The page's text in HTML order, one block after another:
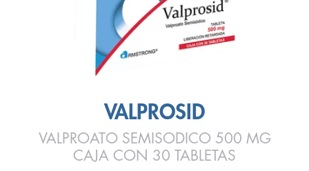
VALPROSID
VALPROATO SEMISODICO 500 MG
CAJA CON 30 TABLETAS